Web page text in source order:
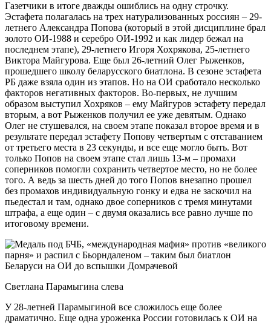
Газетчики в итоге дважды ошиблись на одну строчку.
Эстафета полагалась на трех натурализованных россиян – 29-
летнего Александра Попова (который в этой дисциплине брал
золото ОИ-1988 и серебро ОИ-1992 и как лидер бежал на
последнем этапе), 29-летнего Игоря Хохрякова, 25-летнего
Виктора Майгурова. Еще был 26-летний Олег Рыженков,
прошедшего школу беларусского биатлона. В сезоне эстафета
РБ даже взяла один из этапов. Но на ОИ сработало несколько
факторов негативных факторов. Во-первых, не лучшим
образом выступил Хохряков – ему Майгуров эстафету передал
вторым, а вот Рыженков получил ее уже девятым. Однако
Олег не стушевался, на своем этапе показал второе время и в
результате передал эстафету Попову четвертым с отставанием
от третьего места в 23 секунды, и все еще могло быть. Вот
только Попов на своем этапе стал лишь 13-м – промахи
соперников помогли сохранить четвертое место, но не более
того. А ведь за шесть дней до того Попов внезапно прошел
без промахов индивидуальную гонку и едва не заскочил на
пьедестал и там, однако двое соперников с тремя минутами
штрафа, а еще один – с двумя оказались все равно лучше по
итоговому времени.
Светлана Парамыгина слева
У 28-летней Парамыгиной все сложилось еще более
драматично. Еще одна уроженка России готовилась к ОИ на